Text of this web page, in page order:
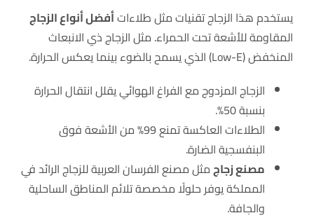
يستخدم هذا الزجاج تقنيات مثل طلاءاتأفضل أنواع الزجاج
المقاومة للأشعة تحت الحمراء. مثل الزجاج ذي الانبعاث
المنخفض (Low-E) الذي يسمح بالضوء بينما يعكس الحرارة.
الزجاج المزدوج مع الفراغ الهوائي يقلل انتقال الحرارة
بنسبة 50%.
الطلاءات العاكسة تمنع 99% من الأشعة فوق
البنفسجية الضارة.
مصنع زجاجمثل مصنع الفرسان العربية للزجاج الرائد في
المملكة يوفر حلولًا مخصصة تلائم المناطق الساحلية
والجافة.